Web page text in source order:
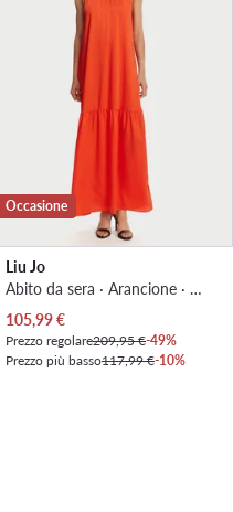
Occasione
Liu Jo
Abito da sera · Arancione · Maxi, Asimmetrica
Prezzo attuale
105,99€
Prezzo regolare209,95 €-49%
Prezzo più basso117,99 €-10%